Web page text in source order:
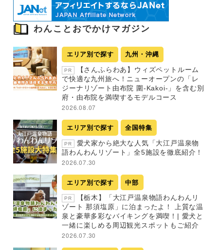
わんことおでかけマガジン
エリア別で探す 九州・沖縄
PR
【さんふらわあ】ウィズペットルーム
で快適な九州旅へ！ニューオープンの「レ
ジーナリゾート由布院 圍-Kakoi-」を含む別
府・由布院を満喫するモデルコース
2026.08.07
エリア別で探す 全国特集
PR
愛犬家から絶大な人気「大江戸温泉物
語わんわんリゾート」全5施設を徹底紹介！
2026.07.30
エリア別で探す 中部
PR
【栃木】「大江戸温泉物語わんわんリ
ゾート 那須塩原」に泊まったよ！ 上質な温
泉と豪華多彩なバイキングを満喫！| 愛犬と
一緒に楽しめる周辺観光スポットもご紹介
2026.07.30